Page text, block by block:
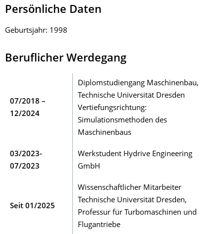
Persönliche Daten
Geburtsjahr: 1998
Beruflicher Werdegang
07/2018 –
12/2024
Diplomstudiengang Maschinenbau,
Technische Universität Dresden
Vertiefungsrichtung:
Simulationsmethoden des
Maschinenbaus
03/2023-
07/2023
Werkstudent Hydrive Engineering
GmbH
Seit 01/2025
Wissenschaftlicher Mitarbeiter
Technische Universität Dresden,
Professur für Turbomaschinen und
Flugantriebe